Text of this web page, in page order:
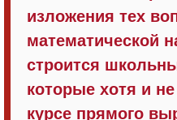
изложения тех
математической
строится
которые хотя и
курсе прямого